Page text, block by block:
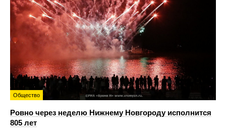
Общество
Ровно через неделю Нижнему Новгороду исполнится
805 лет